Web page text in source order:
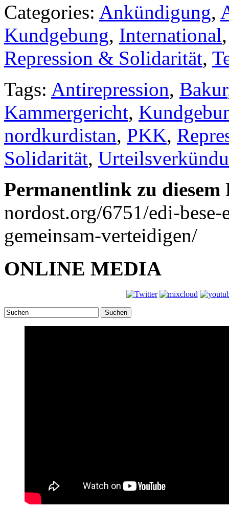
Categories: Ankündigung,
Kundgebung, International
Repression & Solidarität,
Tags: Antirepression, Bakur
Kammergericht,
nordkurdistan, PKK,
Solidarität,
Permanentlink zu
nordost.org/6751/edi-
gemeinsam-verteidigen/
ONLINE MEDIA
Suchen